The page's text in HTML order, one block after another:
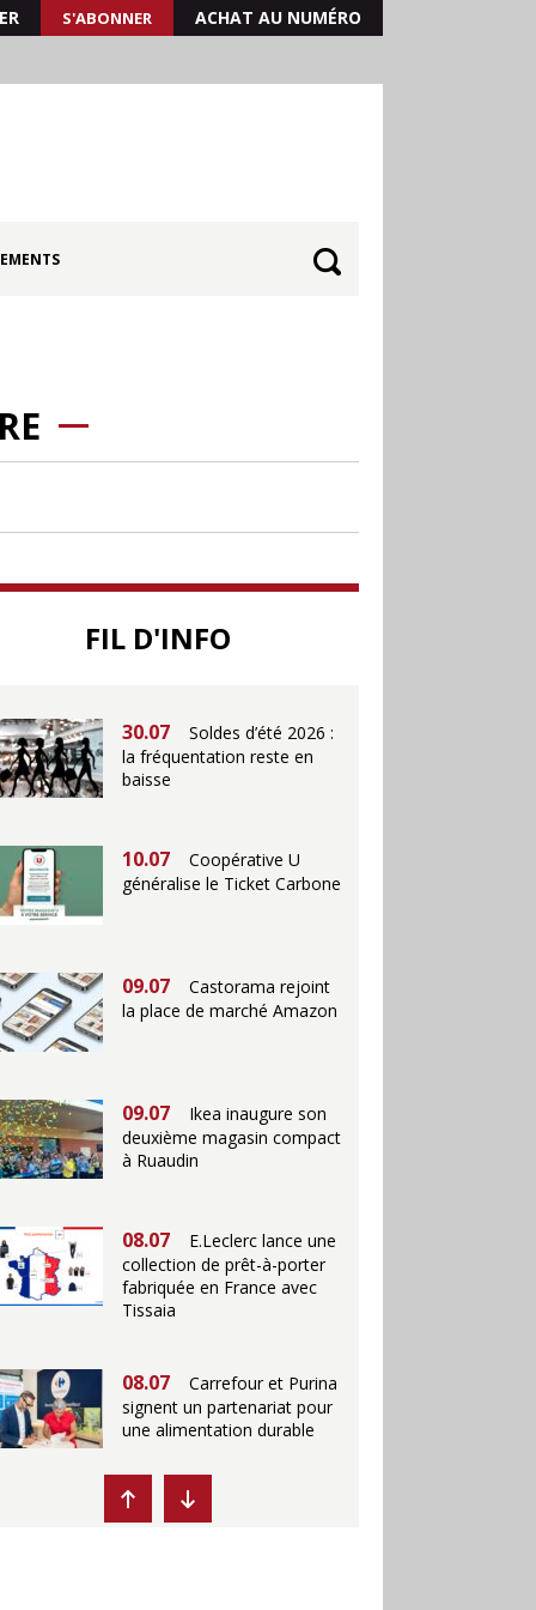
S'ABONNER ACHAT AU NUMÉRO
FIL D'INFO
30.06
Canicule : les
soutenir le commerce
magasin à La Défense
30.07
Soldes d’été 2026 :
la fréquentation reste en
baisse
10.07
Coopérative U
généralise le Ticket Carbone
09.07
Castorama rejoint
la place de marché Amazon
09.07
Ikea inaugure son
deuxième magasin compact
à Ruaudin
08.07
E.Leclerc lance une
collection de prêt-à-porter
fabriquée en France avec
Tissaia
08.07
Carrefour et Purina
signent un partenariat pour
une alimentation durable
07.07
Ikea propose des